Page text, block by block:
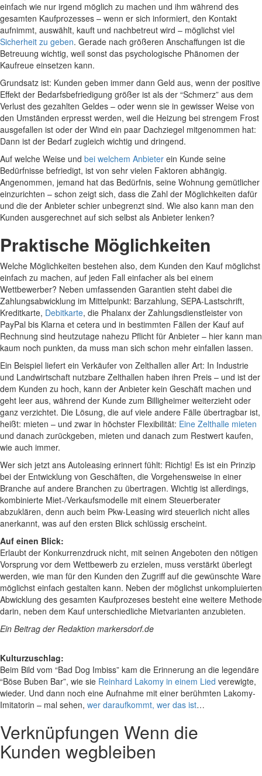
einfach wie nur irgend möglich zu machen und ihm während des
gesamten Kaufprozesses – wenn er sich informiert, den Kontakt
aufnimmt, auswählt, kauft und nachbetreut wird – möglichst viel
Sicherheit zu geben. Gerade nach größeren Anschaffungen ist die
Betreuung wichtig, weil sonst das psychologische Phänomen der
Kaufreue einsetzen kann.
Grundsatz ist: Kunden geben immer dann Geld aus, wenn der positive
Effekt der Bedarfsbefriedigung größer ist als der “Schmerz” aus dem
Verlust des gezahlten Geldes – oder wenn sie in gewisser Weise von
den Umständen erpresst werden, weil die Heizung bei strengem Frost
ausgefallen ist oder der Wind ein paar Dachziegel mitgenommen hat:
Dann ist der Bedarf zugleich wichtig und dringend.
Auf welche Weise und bei welchem Anbieter ein Kunde seine
Bedürfnisse befriedigt, ist von sehr vielen Faktoren abhängig.
Angenommen, jemand hat das Bedürfnis, seine Wohnung gemütlicher
einzurichten – schon zeigt sich, dass die Zahl der Möglichkeiten dafür
und die der Anbieter schier unbegrenzt sind. Wie also kann man den
Kunden ausgerechnet auf sich selbst als Anbieter lenken?
Praktische Möglichkeiten
Welche Möglichkeiten bestehen also, dem Kunden den Kauf möglichst
einfach zu machen, auf jeden Fall einfacher als bei einem
Wettbewerber? Neben umfassenden Garantien steht dabei die
Zahlungsabwicklung im Mittelpunkt: Barzahlung, SEPA-Lastschrift,
Kreditkarte, Debitkarte, die Phalanx der Zahlungsdienstleister von
PayPal bis Klarna et cetera und in bestimmten Fällen der Kauf auf
Rechnung sind heutzutage nahezu Pflicht für Anbieter – hier kann man
kaum noch punkten, da muss man sich schon mehr einfallen lassen.
Ein Beispiel liefert ein Verkäufer von Zelthallen aller Art: In Industrie
und Landwirtschaft nutzbare Zelthallen haben ihren Preis – und ist der
dem Kunden zu hoch, kann der Anbieter kein Geschäft machen und
geht leer aus, während der Kunde zum Billigheimer weiterzieht oder
ganz verzichtet. Die Lösung, die auf viele andere Fälle übertragbar ist,
heißt: mieten – und zwar in höchster Flexibilität: Eine Zelthalle mieten
und danach zurückgeben, mieten und danach zum Restwert kaufen,
wie auch immer.
Wer sich jetzt ans Autoleasing erinnert fühlt: Richtig! Es ist ein Prinzip
bei der Entwicklung von Geschäften, die Vorgehensweise in einer
Branche auf andere Branchen zu übertragen. Wichtig ist allerdings,
kombinierte Miet-/Verkaufsmodelle mit einem Steuerberater
abzuklären, denn auch beim Pkw-Leasing wird steuerlich nicht alles
anerkannt, was auf den ersten Blick schlüssig erscheint.
Auf einen Blick:
Erlaubt der Konkurrenzdruck nicht, mit seinen Angeboten den nötigen
Vorsprung vor dem Wettbewerb zu erzielen, muss verstärkt überlegt
werden, wie man für den Kunden den Zugriff auf die gewünschte Ware
möglichst einfach gestalten kann. Neben der möglichst unkompluierten
Abwicklung des gesamten Kaufprozeses besteht eine weitere Methode
darin, neben dem Kauf unterschiedliche Mietvarianten anzubieten.
Ein Beitrag der Redaktion markersdorf.de
Kulturzuschlag:
Beim Bild vom “Bad Dog Imbiss” kam die Erinnerung an die legendäre
“Böse Buben Bar”, wie sie Reinhard Lakomy in einem Lied verewigte,
wieder. Und dann noch eine Aufnahme mit einer berühmten Lakomy-
Imitatorin – mal sehen, wer daraufkommt, wer das ist…
Verknüpfungen Wenn die
Kunden wegbleiben